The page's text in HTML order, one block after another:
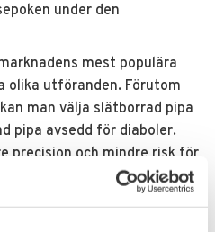
under den
mest populära
olika utföranden. Förutom
man välja slätborrad pipa
pipa avsedd för diaboler.
precision och mindre risk för
ger högre utgångshastighet.
och samlare. Colt